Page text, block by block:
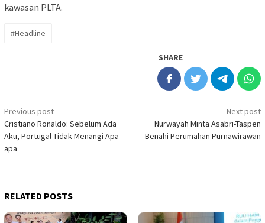
kawasan PLTA.
#Headline
SHARE
Post
navigation
Previous post
Cristiano Ronaldo: Sebelum Ada
Aku, Portugal Tidak Menangi Apa-
apa
Next post
Nurwayah Minta Asabri-Taspen
Benahi Perumahan Purnawirawan
RELATED POSTS